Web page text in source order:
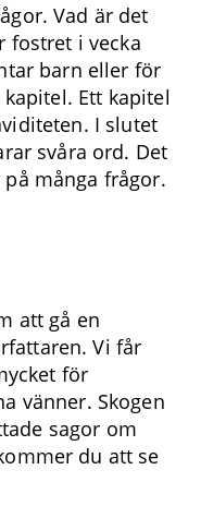
Vad är det
fostret i vecka
barn eller för
Ett kapitel
I slutet
svåra ord. Det
många frågor.
att gå en
Vi får
för
vänner. Skogen
sagor om
du att se